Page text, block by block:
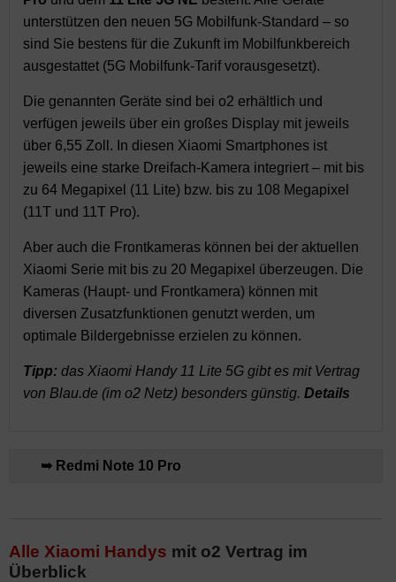
unterstützen den neuen 5G Mobilfunk-Standard – so
sind Sie bestens für die Zukunft im Mobilfunkbereich
ausgestattet (5G Mobilfunk-Tarif vorausgesetzt).
Die genannten Geräte sind bei o2 erhältlich und
verfügen jeweils über ein großes Display mit jeweils
über 6,55 Zoll. In diesen Xiaomi Smartphones ist
jeweils eine starke Dreifach-Kamera integriert – mit bis
zu 64 Megapixel (11 Lite) bzw. bis zu 108 Megapixel
(11T und 11T Pro).
Aber auch die Frontkameras können bei der aktuellen
Xiaomi Serie mit bis zu 20 Megapixel überzeugen. Die
Kameras (Haupt- und Frontkamera) können mit
diversen Zusatzfunktionen genutzt werden, um
optimale Bildergebnisse erzielen zu können.
Tipp: das Xiaomi Handy 11 Lite 5G gibt es mit Vertrag
von Blau.de (im o2 Netz) besonders günstig. Details
➥ Redmi Note 10 Pro
Alle Xiaomi Handys mit o2 Vertrag im
Überblick